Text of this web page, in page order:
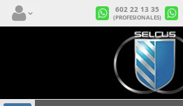
602 22 13 35
(PROFESIONALES)